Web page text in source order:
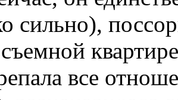
сильно),
все